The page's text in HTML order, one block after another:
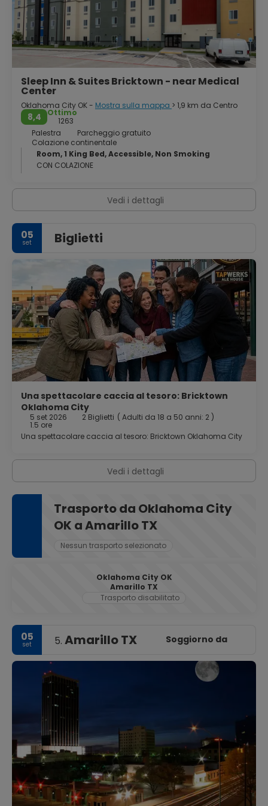
Sleep Inn & Suites Bricktown - near Medical
Center
Oklahoma City OK - Mostra sulla mappa > 1,9 km da Centro
8,4
Ottimo
1263
Palestra
Parcheggio gratuito
Colazione continentale
Room, 1 King Bed, Accessible, Non Smoking
CON COLAZIONE
Vedi i dettagli
05
set Biglietti
Una spettacolare caccia al tesoro: Bricktown
Oklahoma City
5 set 2026 2 Biglietti ( Adulti da 18 a 50 anni: 2 )
1.5 ore
Una spettacolare caccia al tesoro: Bricktown Oklahoma City
Vedi i dettagli
Trasporto da Oklahoma City
OK a Amarillo TX
Nessun trasporto selezionato
Oklahoma City OK
Amarillo TX
Trasporto disabilitato
05
set 5. Amarillo TX Soggiorno da